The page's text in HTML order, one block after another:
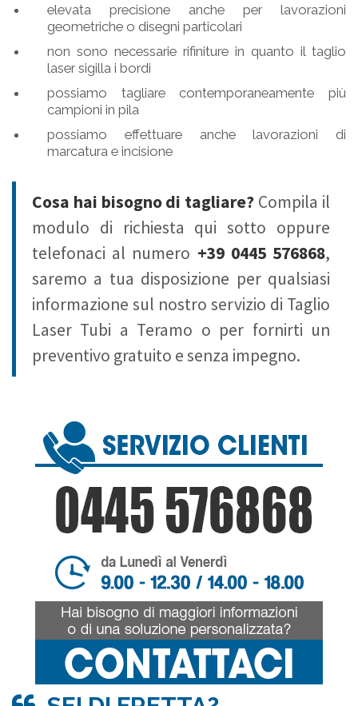
elevata precisione anche per lavorazioni
geometriche o disegni particolari
non sono necessarie rifiniture in quanto il taglio
laser sigilla i bordi
possiamo tagliare contemporaneamente più
campioni in pila
possiamo effettuare anche lavorazioni di
marcatura e incisione
Cosa hai bisogno di tagliare? Compila il
modulo di richiesta qui sotto oppure
telefonaci al numero +39 0445 576868,
saremo a tua disposizione per qualsiasi
informazione sul nostro servizio di Taglio
Laser Tubi a Teramo o per fornirti un
preventivo gratuito e senza impegno.